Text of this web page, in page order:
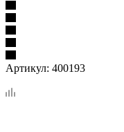
Артикул: 400193